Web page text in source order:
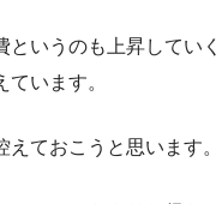
いうのも上昇していく
います。
ておこうと思います。